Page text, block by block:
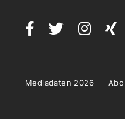
Mediadaten 2026 Abo